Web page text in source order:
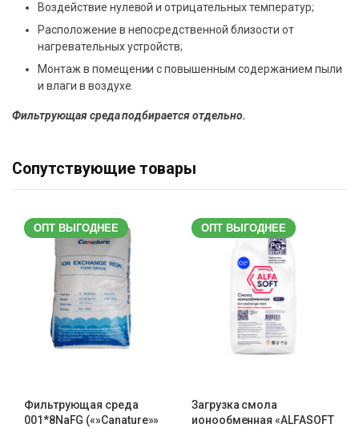
Воздействие нулевой и отрицательных температур;
Расположение в непосредственной близости от
нагревательных устройств;
Монтаж в помещении с повышенным содержанием пыли
и влаги в воздухе.
Фильтрующая среда подбирается отдельно.
Сопутствующие товары
ОПТ ВЫГОДНЕЕ
Фильтрующая среда
001*8NaFG («»Canature»»
ОПТ ВЫГОДНЕЕ
Загрузка смола
ионообменная «ALFASOFT